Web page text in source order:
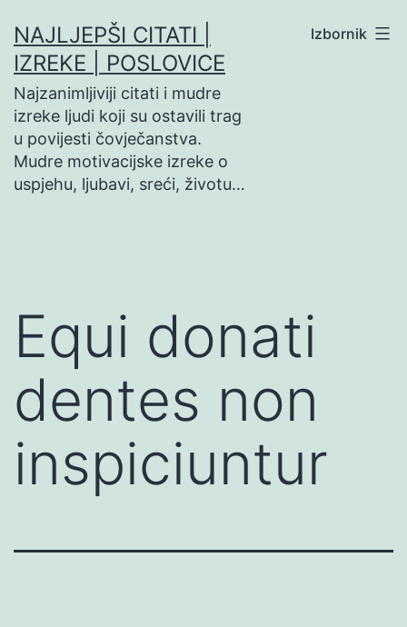
na
sadržaj
NAJLJEPŠI CITATI |
IZREKE | POSLOVICE
Najzanimljiviji citati i mudre
izreke ljudi koji su ostavili trag
u povijesti čovječanstva.
Mudre motivacijske izreke o
uspjehu, ljubavi, sreći, životu…
Izbornik
Equi donati
dentes non
inspiciuntur